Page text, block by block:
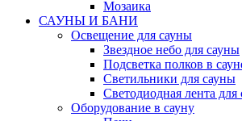
Мозаика
САУНЫ И БАНИ
Освещение для сауны
Звездное небо для сауны
Подсветка полков в
Светильники для сауны
Светодиодная лента для
Оборудование в сауну